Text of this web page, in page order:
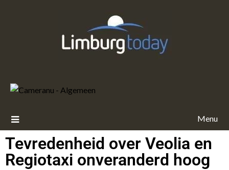
Menu
Tevredenheid over Veolia en
Regiotaxi onveranderd hoog